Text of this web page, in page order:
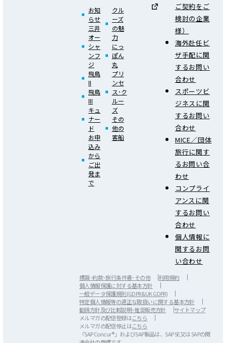
お知
らせ
三井
オー
シャ
ンフ
ジ
飛鳥
II
飛鳥
III
キュ
ナー
ド
お申
込み
から
ご出
発ま
で
クル
ーズ
の魅
力
にっ
ぽん
丸
プリ
ンセ
ス･ク
ルー
ズ
その
他の
客船
ご契約をご
検討の企業
様）
海外赴任ビ
ザ手配に関
するお問い
合わせ
スポーツビ
ジネスに関
するお問い
合わせ
MICE／団体
旅行に関す
るお問い合
わせ
コンプライ
アンスに関
するお問い
合わせ
個人情報に
関するお問
い合わせ
標識･約款･旅行条件書･その他
利用規約
個人情報保護に対する基本方針
一般データ保護規則(GDPR&UK GDPR)
特定個人情報等の適正な取扱いに関する基本方針
勧誘方針及び比較説明･推奨販売方針
サイトマップ
メルマガの配信登録はこちら
メルマガの配信停止はこちら
「SAP Concur®」およびSAP製品は、SAP SE又は SAPの関